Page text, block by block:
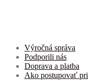
Výročná správa
Podporili nás
Doprava a platba
Ako postupovať